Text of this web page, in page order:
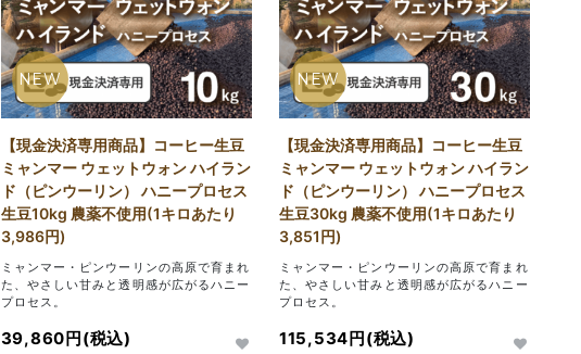
NEW
【現金決済専用商品】コーヒー生豆
ミャンマー ウェットウォン ハイラン
ド（ピンウーリン） ハニープロセス
生豆10kg 農薬不使用(1キロあたり
3,986円)
ミャンマー・ピンウーリンの高原で育まれ
た、やさしい甘みと透明感が広がるハニー
プロセス。
39,860円(税込)
NEW
【現金決済専用商品】コーヒー生豆
ミャンマー ウェットウォン ハイラン
ド（ピンウーリン） ハニープロセス
生豆30kg 農薬不使用(1キロあたり
3,851円)
ミャンマー・ピンウーリンの高原で育まれ
た、やさしい甘みと透明感が広がるハニー
プロセス。
115,534円(税込)